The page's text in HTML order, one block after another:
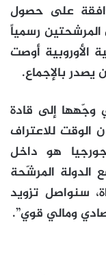
على حصول
رسمياً
الأوروبية أوصت
يصدر بالإجماع.
وجّهها إلى قادة
الوقت للاعتراف
هو داخل
الدولة المرشّحة
سنواصل تزويد
ومالي قوي”.